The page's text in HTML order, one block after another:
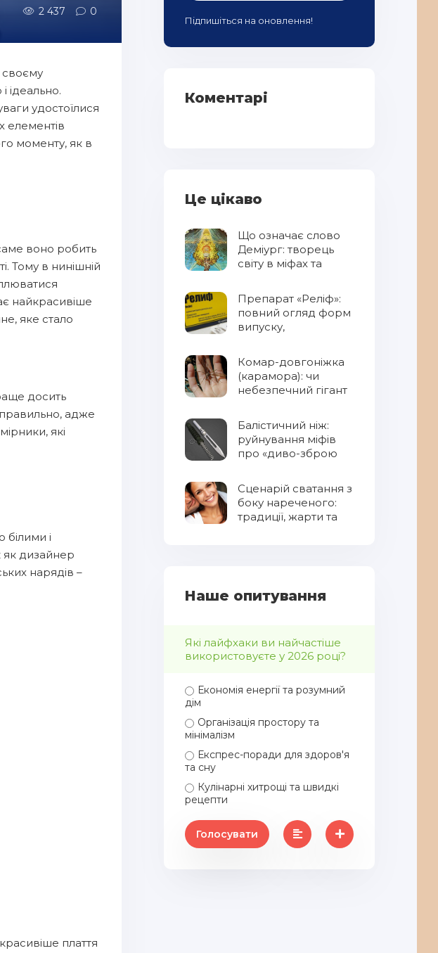
2 437 0
своєму
ідеально.
удостоїлися
елементів
моменту, як в
воно робить
Тому в нинішній
найкрасивіше
яке стало
досить
адже
які
і
як дизайнер
нарядів –
плаття
Підпишіться на оновлення!
Коментарі
Це цікаво
Що означає слово
Деміург: творець
світу в міфах та
Препарат «Реліф»:
повний огляд форм
випуску,
правил
застосування
Комар-довгоніжка
(карамора): чи
небезпечний гігант
Балістичний ніж:
руйнування міфів
про «диво-зброю
Сценарій сватання з
боку нареченого:
традиції, жарти та
Наше опитування
Які лайфхаки ви найчастіше
використовуєте у 2026 році?
Економія енергії та розумний
дім
Організація простору та
мінімалізм
Експрес-поради для здоров'я
та сну
Кулінарні хитрощі та швидкі
рецепти
Голосувати